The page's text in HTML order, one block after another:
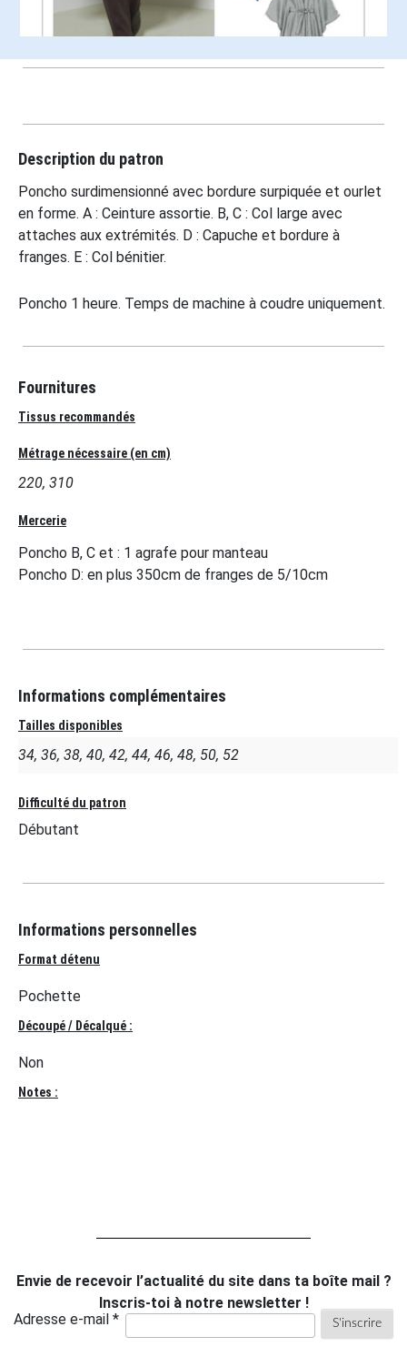
Description du patron
Poncho surdimensionné avec bordure surpiquée et ourlet
en forme. A : Ceinture assortie. B, C : Col large avec
attaches aux extrémités. D : Capuche et bordure à
franges. E : Col bénitier.
Poncho 1 heure. Temps de machine à coudre uniquement.
Fournitures
Tissus recommandés
Métrage nécessaire (en cm)
220, 310
Mercerie
Poncho B, C et : 1 agrafe pour manteau
Poncho D: en plus 350cm de franges de 5/10cm
Informations complémentaires
Tailles disponibles
34, 36, 38, 40, 42, 44, 46, 48, 50, 52
Difficulté du patron
Débutant
Informations personnelles
Format détenu
Pochette
Découpé / Décalqué :
Non
Notes :
Envie de recevoir l’actualité du site dans ta boîte mail ?
Inscris-toi à notre newsletter !
Adresse e-mail *